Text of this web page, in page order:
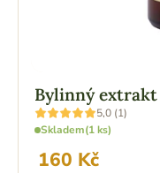
Bylinný
Průměrné
hodnocení
produktu
5,0
5,0 (1)
Skladem(1 ks)
160 Kč